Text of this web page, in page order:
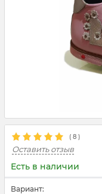
( 8 )
Оставить отзыв
Есть в наличии
Вариант: